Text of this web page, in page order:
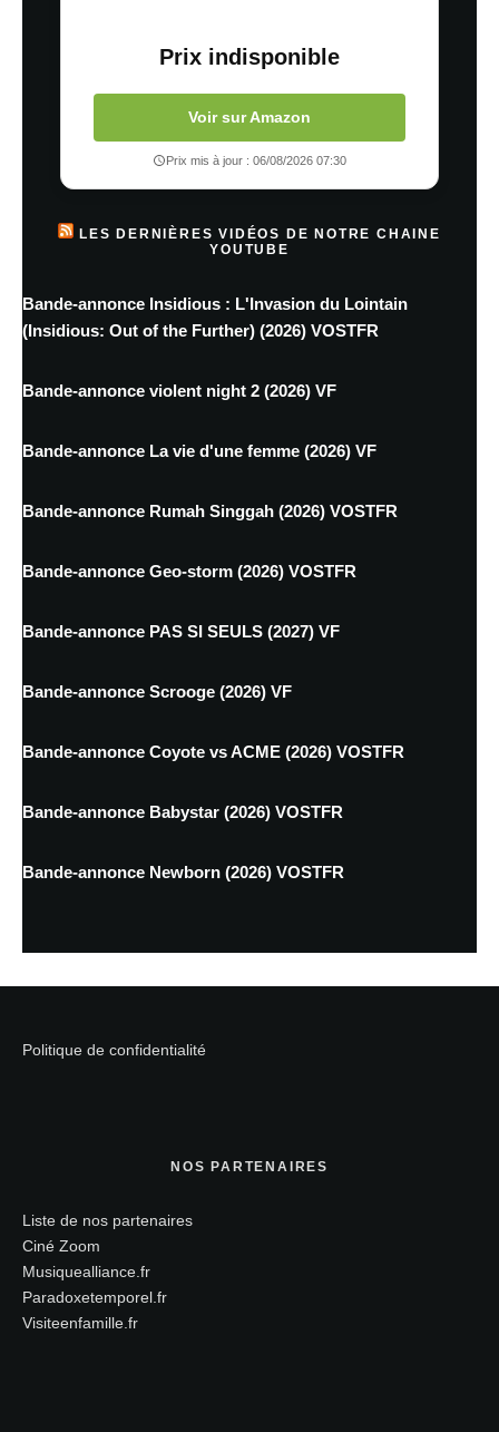
Prix indisponible
Voir sur Amazon
Prix mis à jour : 06/08/2026 07:30
LES DERNIÈRES VIDÉOS DE NOTRE CHAINE
YOUTUBE
Bande-annonce Insidious : L'Invasion du Lointain
(Insidious: Out of the Further) (2026) VOSTFR
Bande-annonce violent night 2 (2026) VF
Bande-annonce La vie d'une femme (2026) VF
Bande-annonce Rumah Singgah (2026) VOSTFR
Bande-annonce Geo-storm (2026) VOSTFR
Bande-annonce PAS SI SEULS (2027) VF
Bande-annonce Scrooge (2026) VF
Bande-annonce Coyote vs ACME (2026) VOSTFR
Bande-annonce Babystar (2026) VOSTFR
Bande-annonce Newborn (2026) VOSTFR
Politique de confidentialité
NOS PARTENAIRES
Liste de nos partenaires
Ciné Zoom
Musiquealliance.fr
Paradoxetemporel.fr
Visiteenfamille.fr